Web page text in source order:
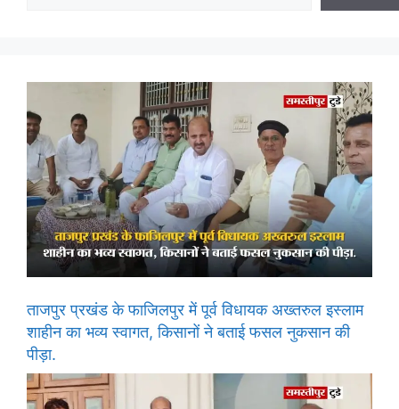
ताजपुर प्रखंड के फाजिलपुर में पूर्व विधायक अख्तरुल इस्लाम
शाहीन का भव्य स्वागत, किसानों ने बताई फसल नुकसान की
पीड़ा.